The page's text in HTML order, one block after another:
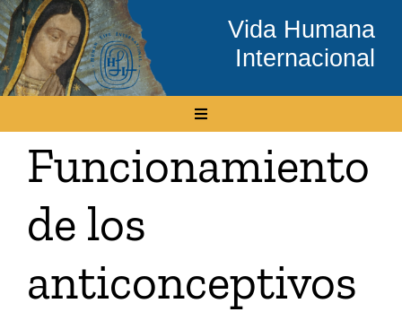
Skip
to
content
Vida Humana
Internacional
Toggle
Inicio
Conócenos
Temas
Funcionamiento
de los
anticonceptivos